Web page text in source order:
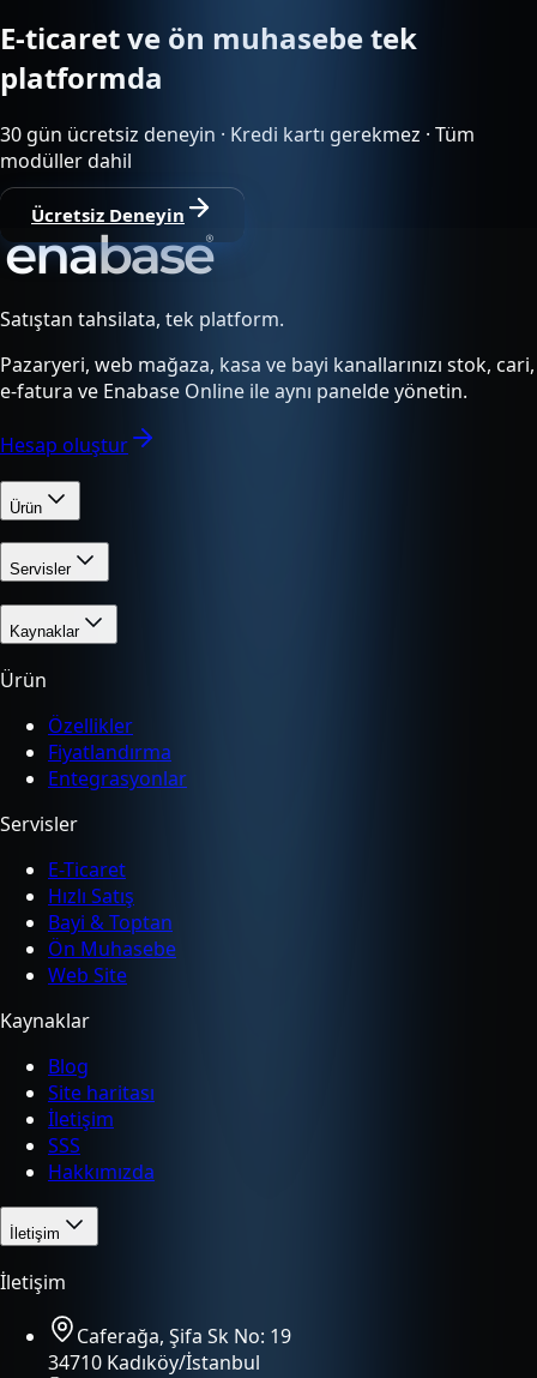
E-ticaret ve ön muhasebe tek
platformda
30 gün ücretsiz deneyin · Kredi kartı gerekmez · Tüm
modüller dahil
Ücretsiz Deneyin
Satıştan tahsilata, tek platform.
Pazaryeri, web mağaza, kasa ve bayi kanallarınızı stok, cari,
e-fatura ve Enabase Online ile aynı panelde yönetin.
Hesap oluştur
Ürün
Servisler
Kaynaklar
Ürün
Özellikler
Fiyatlandırma
Entegrasyonlar
Servisler
E-Ticaret
Hızlı Satış
Bayi & Toptan
Ön Muhasebe
Web Site
Kaynaklar
Blog
Site haritası
İletişim
SSS
Hakkımızda
İletişim
İletişim
Caferağa, Şifa Sk No: 19
34710 Kadıköy/İstanbul